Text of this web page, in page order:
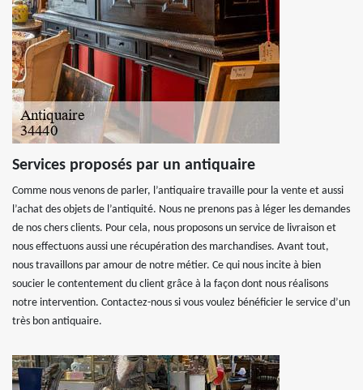
Services proposés par un antiquaire
Comme nous venons de parler, l’antiquaire travaille pour la vente et aussi
l’achat des objets de l’antiquité. Nous ne prenons pas à léger les demandes
de nos chers clients. Pour cela, nous proposons un service de livraison et
nous effectuons aussi une récupération des marchandises. Avant tout,
nous travaillons par amour de notre métier. Ce qui nous incite à bien
soucier le contentement du client grâce à la façon dont nous réalisons
notre intervention. Contactez-nous si vous voulez bénéficier le service d’un
très bon antiquaire.